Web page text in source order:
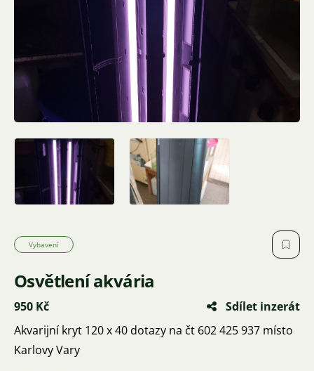
Vybavení
Osvětlení akvária
950 Kč
Sdílet inzerát
Akvarijní kryt 120 x 40 dotazy na čt 602 425 937 místo
Karlovy Vary